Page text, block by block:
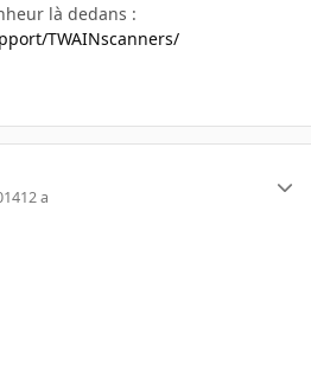
là dedans :
TWAINscanners/
12 a